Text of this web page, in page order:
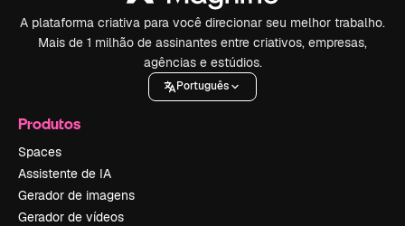
A plataforma criativa para você direcionar seu melhor trabalho.
Mais de 1 milhão de assinantes entre criativos, empresas,
agências e estúdios.
Português
Produtos
Spaces
Assistente de IA
Gerador de imagens
Gerador de vídeos